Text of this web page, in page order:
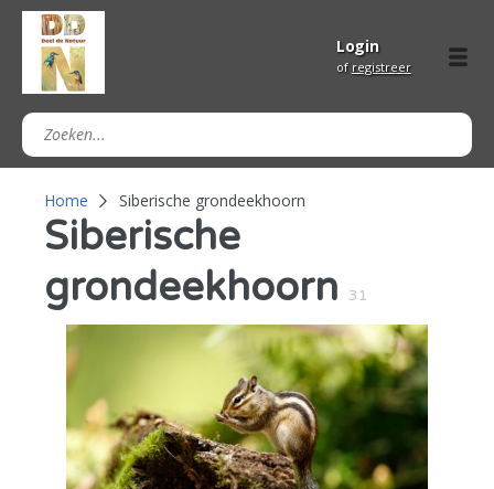
Login
of registreer
Home Siberische grondeekhoorn
Siberische
grondeekhoorn 31